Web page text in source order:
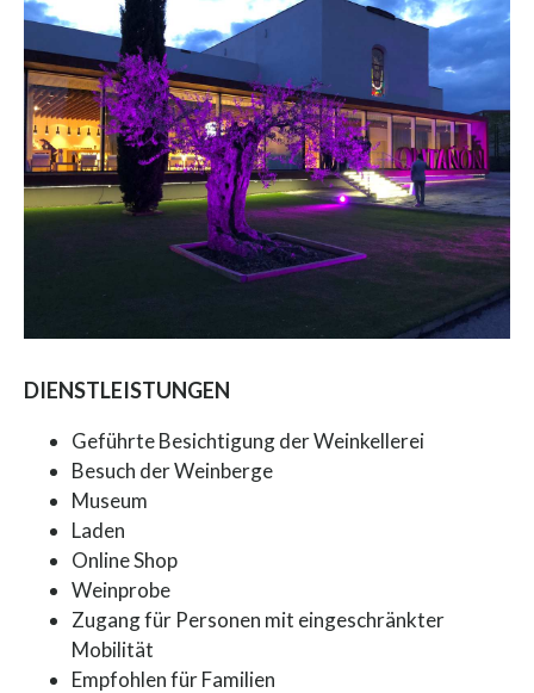
DIENSTLEISTUNGEN
Geführte Besichtigung der Weinkellerei
Besuch der Weinberge
Museum
Laden
Online Shop
Weinprobe
Zugang für Personen mit eingeschränkter
Mobilität
Empfohlen für Familien